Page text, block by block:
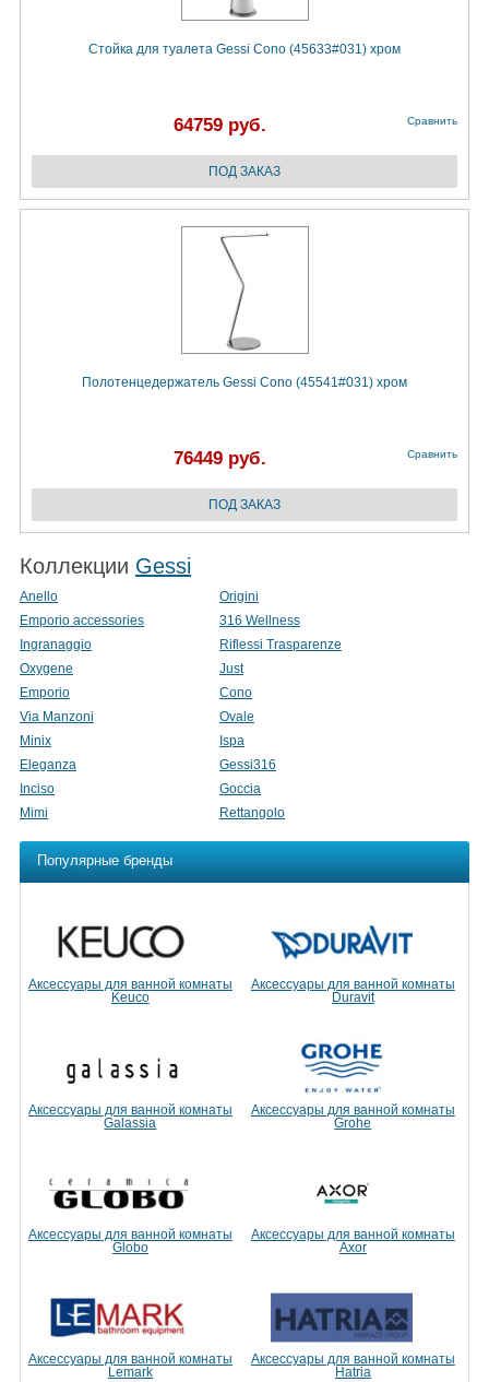
Стойка для туалета Gessi Cono (45633#031) хром
64759 руб. Сравнить
Полотенцедержатель Gessi Cono (45541#031) хром
76449 руб. Сравнить
Коллекции Gessi
Anello
Origini
Emporio accessories
316 Wellness
Ingranaggio
Riflessi Trasparenze
Oxygene
Just
Emporio
Cono
Via Manzoni
Ovale
Minix
Ispa
Eleganza
Gessi316
Inciso
Goccia
Mimi
Rettangolo
Популярные бренды
Аксессуары для ванной комнаты
Keuco
Аксессуары для ванной комнаты
Duravit
Аксессуары для ванной комнаты
Galassia
Аксессуары для ванной комнаты
Grohe
Аксессуары для ванной комнаты
Globo
Аксессуары для ванной комнаты
Axor
Аксессуары для ванной комнаты
Lemark
Аксессуары для ванной комнаты
Hatria